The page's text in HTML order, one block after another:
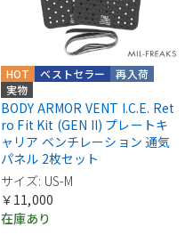
実物
再入荷
ベストセラー
HOT
BODY ARMOR VENT I.C.E. Ret
ro Fit Kit (GEN II) プレートキ
ャリア ベンチレーション 通気
パネル 2枚セット
サイズ: US-M
￥11,000
在庫あり